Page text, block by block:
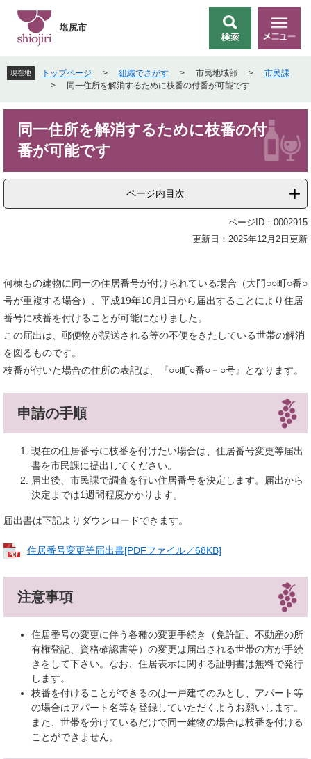
先
頭
す
を
飛
し
索
メ
ニ
ー
塩尻市
現在地 トップページ > 組織でさがす > 市民地域部 >
市民課
>
同一住所を解消するために枝番の付番が可能です
同一住所を解消するために枝番の付
番が可能です
ページ内目次
ページID：0002915
更新日：2025年12月2日更新
何棟もの建物に同一の住居番号が付けられている場合（大門○○町○番○
号が重複する場合）、平成19年10月1日から届出することにより住居
番号に枝番を付けることが可能になりました。
この届出は、郵便物が誤送される等の不便をきたしている世帯の解消
を図るものです。
枝番が付いた場合の住所の表記は、『○○町○番○－○号』となります。
申請の手順
現在の住居番号に枝番を付けたい場合は、住居番号変更等届出
書を市民課に提出してください。
届出後、市民課で調査を行い住居番号を決定します。届出から
決定までは1週間程度かかります。
届出書は下記よりダウンロードできます。
住居番号変更等届出書[PDFファイル／68KB]
注意事項
住居番号の変更に伴う各種の変更手続き（免許証、不動産の所
有権登記、資格確認書等）の変更は届出される世帯の方が手続
きをして下さい。なお、住居表示に関する証明書は無料で発行
します。
枝番を付けることができるのは一戸建てのみとし、アパート等
の場合はアパート名等を登録していただくようお願いします。
また、世帯を分けているだけで同一建物の場合は枝番を付ける
ことができません。